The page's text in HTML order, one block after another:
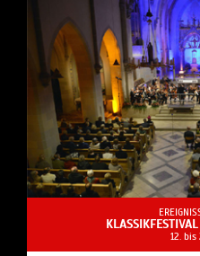
12. bis